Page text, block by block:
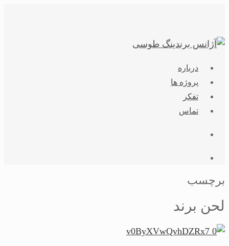
و
جستجو
فهرستدرباره
پروژه ها
تفکر
تماس
برچسب
لحن برند